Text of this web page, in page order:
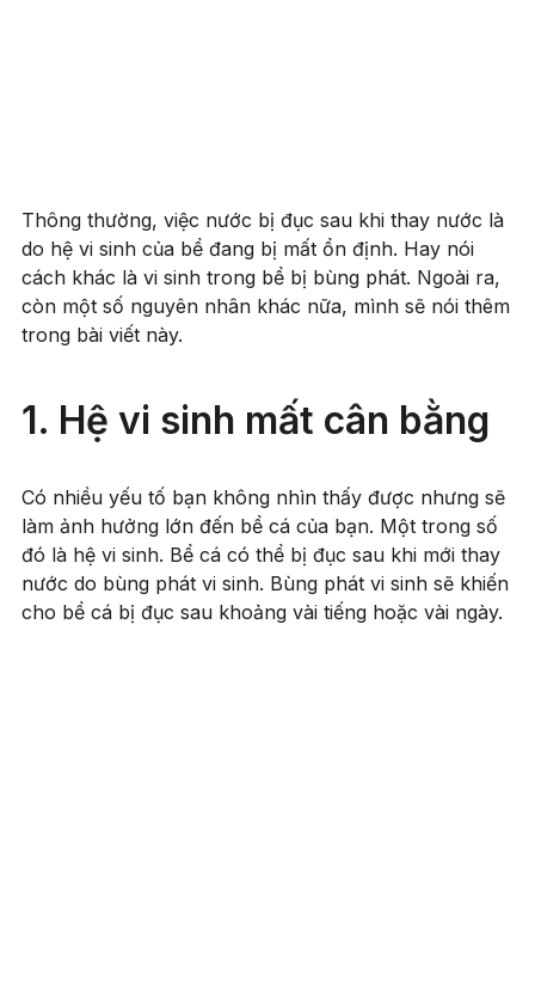
Thông thường, việc nước bị đục sau khi thay nước là
do hệ vi sinh của bể đang bị mất ổn định. Hay nói
cách khác là vi sinh trong bể bị bùng phát. Ngoài ra,
còn một số nguyên nhân khác nữa, mình sẽ nói thêm
trong bài viết này.
1. Hệ vi sinh mất cân bằng
Có nhiều yếu tố bạn không nhìn thấy được nhưng sẽ
làm ảnh hưởng lớn đến bể cá của bạn. Một trong số
đó là hệ vi sinh. Bể cá có thể bị đục sau khi mới thay
nước do bùng phát vi sinh. Bùng phát vi sinh sẽ khiến
cho bể cá bị đục sau khoảng vài tiếng hoặc vài ngày.